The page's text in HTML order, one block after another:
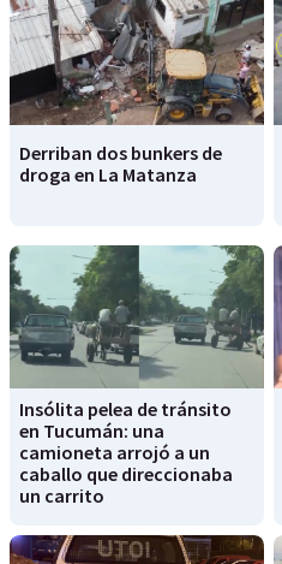
Derriban dos bunkers de
droga en La Matanza
Insólita pelea de tránsito
en Tucumán: una
camioneta arrojó a un
caballo que direccionaba
un carrito